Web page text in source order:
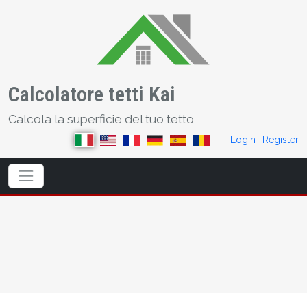
Calcolatore tetti Kai
Calcola la superficie del tuo tetto
Login Register